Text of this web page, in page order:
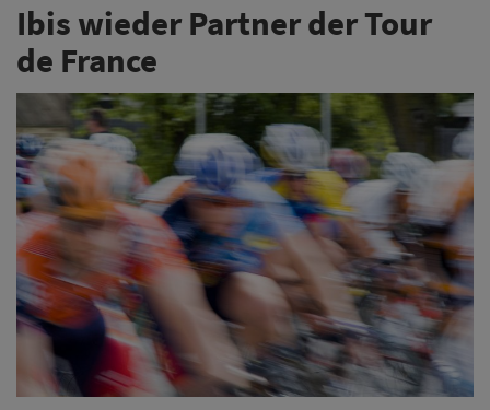
Ibis wieder Partner der Tour
de France